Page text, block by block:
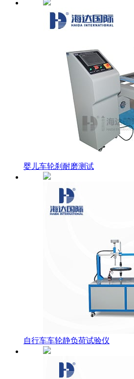
婴儿车轮刹耐磨测试
自行车车轮静负荷试验仪